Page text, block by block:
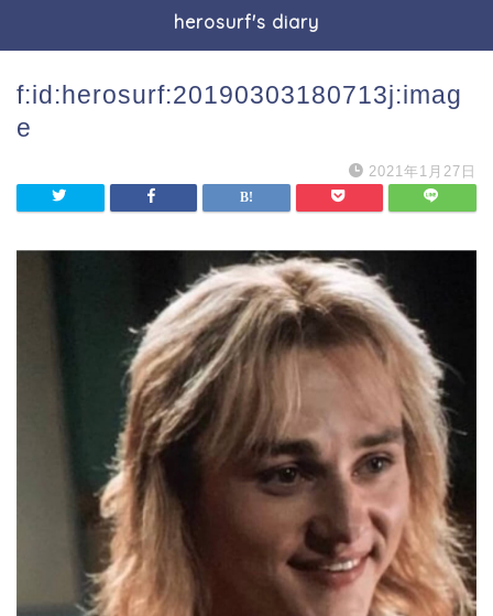
herosurf's diary
f:id:herosurf:20190303180713j:imag
e
2021年1月27日